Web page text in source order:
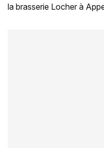
la brasserie Locher à